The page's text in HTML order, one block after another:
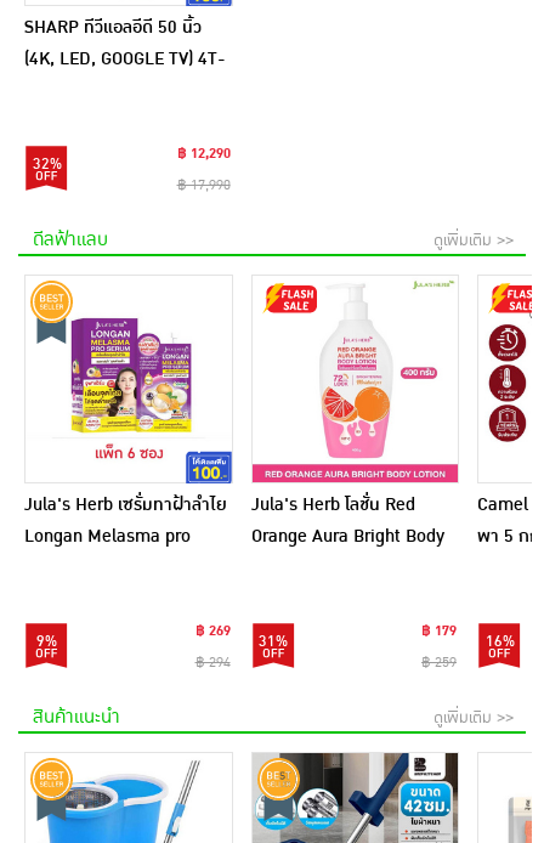
SHARP ทีวีแอลอีดี 50 นิ้ว
(4K, LED, GOOGLE TV) 4T-
32%
฿ 12,290
฿ 17,990
ดีลฟ้าแลบ ดูเพิ่มเติม >>
Jula's Herb เซรั่มทาฝ้าลำไย
Longan Melasma pro
9%
฿ 269
฿ 294
Jula's Herb โลชั่น Red
Orange Aura Bright Body
31%
฿ 179
฿ 259
Camel
พา 5 กก
16%
สินค้าแนะนำ ดูเพิ่มเติม >>